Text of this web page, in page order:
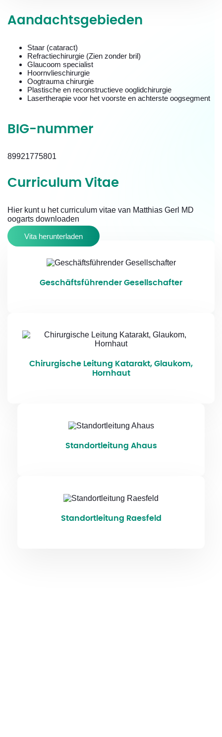
Aandachtsgebieden
Staar (cataract)
Refractiechirurgie (Zien zonder bril)
Glaucoom specialist
Hoornvlieschirurgie
Oogtrauma chirurgie
Plastische en reconstructieve ooglidchirurgie
Lasertherapie voor het voorste en achterste oogsegment
BIG-nummer
89921775801
Curriculum Vitae
Hier kunt u het curriculum vitae van Matthias Gerl MD
oogarts downloaden
Vita herunterladen
Geschäftsführender Gesellschafter
Chirurgische Leitung Katarakt, Glaukom,
Hornhaut
Standortleitung Ahaus
Standortleitung Raesfeld